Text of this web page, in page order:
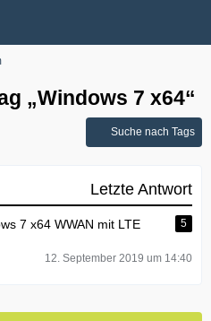
„Windows 7 x64“
Suche nach Tags
Letzte Antwort
7 x64 WWAN mit LTE
5
12. September 2019 um 14:40